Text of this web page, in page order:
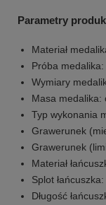
Parametry
Materiał
Próba medalika:
Wymiary
Masa medalika:
Typ wykonania
Grawerunek
Grawerunek
Materiał
Splot
Długość